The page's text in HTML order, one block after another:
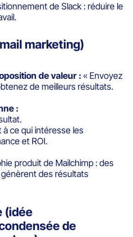
de Slack : réduire le
marketing)
de valeur :« Envoyez
de meilleurs résultats.
:
à ce qui intéresse les
et ROI.
produit de Mailchimp : des
des résultats
(idée
de